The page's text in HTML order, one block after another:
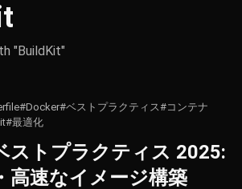
"BuildKit"
#Docker#ベストプラクティス#コンテナ
#最適化
ストプラクティス 2025:
高速なイメージ構築